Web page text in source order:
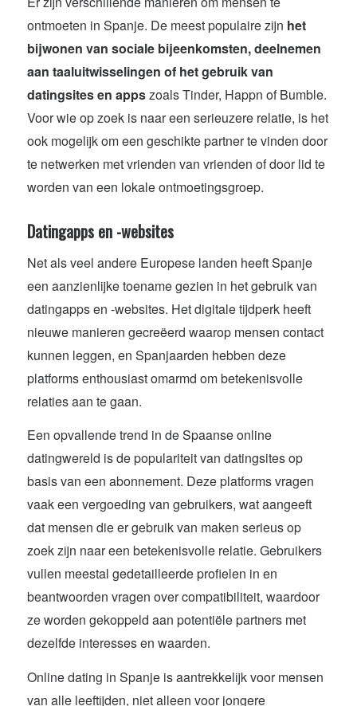
ontmoeten in Spanje. De meest populaire zijn het
bijwonen van sociale bijeenkomsten, deelnemen
aan taaluitwisselingen of het gebruik van
datingsites en appszoals Tinder, Happn of Bumble.
Voor wie op zoek is naar een serieuzere relatie, is het
ook mogelijk om een geschikte partner te vinden door
te netwerken met vrienden van vrienden of door lid te
worden van een lokale ontmoetingsgroep.
Datingapps en -websites
Net als veel andere Europese landen heeft Spanje
een aanzienlijke toename gezien in het gebruik van
datingapps en -websites. Het digitale tijdperk heeft
nieuwe manieren gecreëerd waarop mensen contact
kunnen leggen, en Spanjaarden hebben deze
platforms enthousiast omarmd om betekenisvolle
relaties aan te gaan.
Een opvallende trend in de Spaanse online
datingwereld is de populariteit van datingsites op
basis van een abonnement. Deze platforms vragen
vaak een vergoeding van gebruikers, wat aangeeft
dat mensen die er gebruik van maken serieus op
zoek zijn naar een betekenisvolle relatie. Gebruikers
vullen meestal gedetailleerde profielen in en
beantwoorden vragen over compatibiliteit, waardoor
ze worden gekoppeld aan potentiële partners met
dezelfde interesses en waarden.
Online dating in Spanje is aantrekkelijk voor mensen
van alle leeftijden, niet alleen voor jongere